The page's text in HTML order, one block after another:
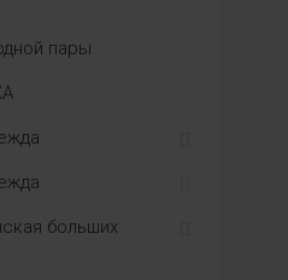
пары
больших